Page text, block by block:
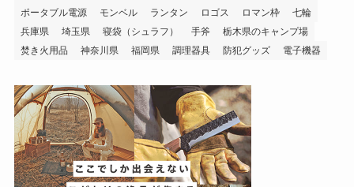
ポータブル電源
モンベル ランタン ロゴス ロマン枠
七輪
兵庫県
埼玉県 寝袋（シュラフ） 手斧
栃木県のキャンプ場
焚き火用品
神奈川県 福岡県 調理器具 防犯グッズ 電子機器